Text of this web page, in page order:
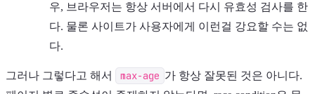
우, 브라우저는 항상 서버에서 다시 유효성 검사를 한
다. 물론 사이트가 사용자에게 이런걸 강요할 수는 없
다.
그러나 그렇다고 해서 max-age 가 항상 잘못된 것은 아니다.